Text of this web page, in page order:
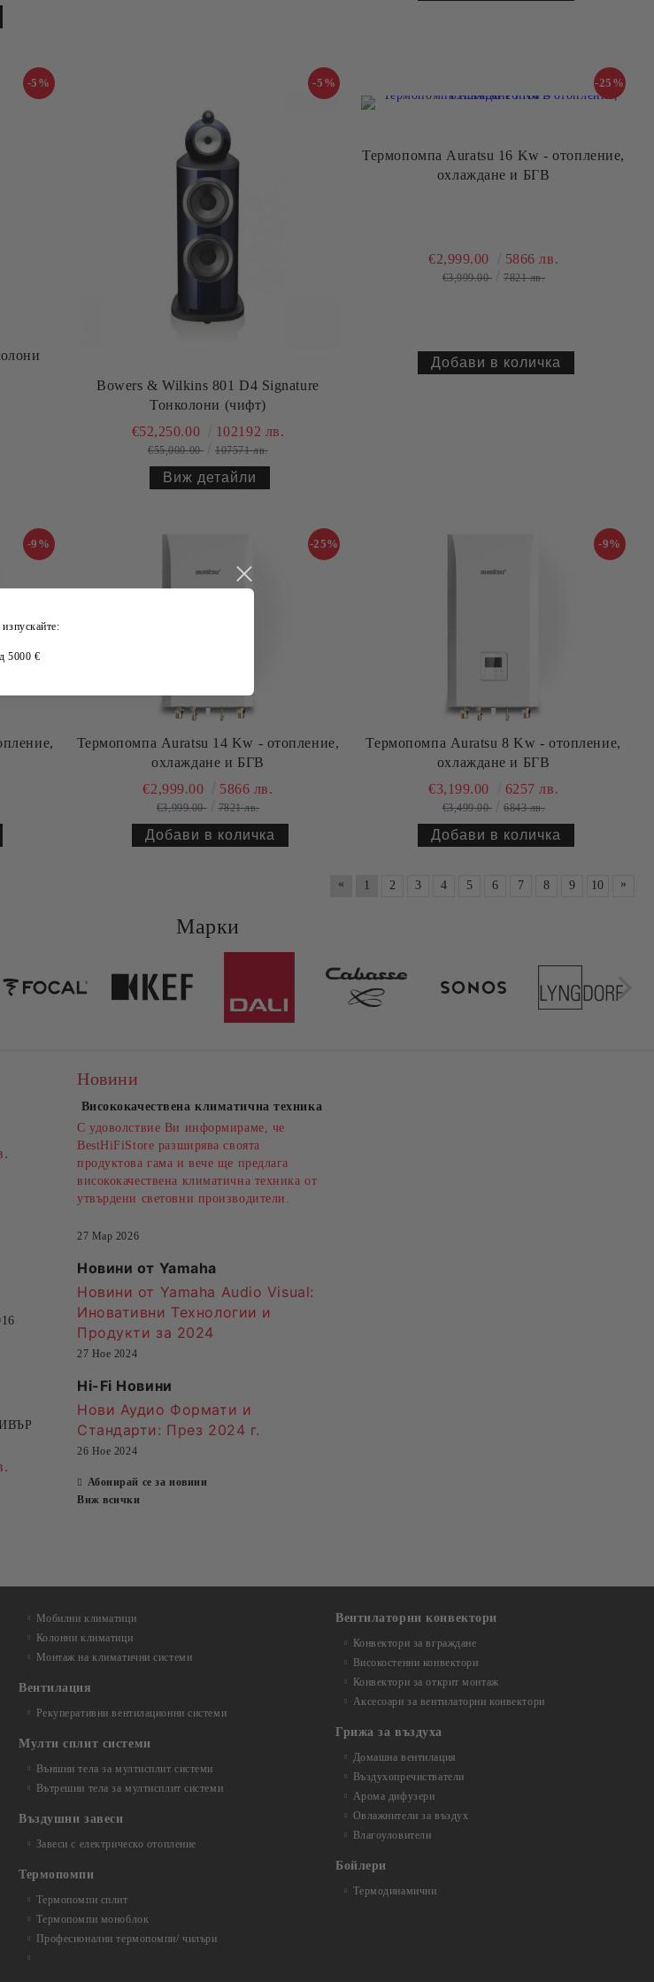
-5%
Bowers & Wilkins 801 D4 Signature
Тонколони (чифт)
-5%
€52,250.00 102192 лв.
€55,000.00 107571 лв.
Виж детайли
Термопомпа Auratsu 16 Kw - отопление,
охлаждане и БГВ
-25%
€2,999.00 5866 лв.
€3,999.00 7821 лв.
-9%
Термопомпа Auratsu 14 Kw - отопление,
охлаждане и БГВ
-25%
€2,999.00 5866 лв.
€3,999.00 7821 лв.
Термопомпа Auratsu 8 Kw - отопление,
охлаждане и БГВ
-9%
€3,199.00 6257 лв.
€3,499.00 6843 лв.
« 1 2 3 4 5 6 7 8 9 10 »
Марки
Новини
Висококачествена климатична техника
С удоволствие Ви информираме, че
BestHiFiStore разширява своята
продуктова гама и вече ще предлага
висококачествена климатична техника от
утвърдени световни производители.
27 Мар 2026
Новини от Yamaha
Новини от Yamaha Audio Visual:
Иновативни Технологии и
Продукти за 2024
27 Ное 2024
Hi-Fi Новини
Нови Аудио Формати и
Стандарти: През 2024 г.
26 Ное 2024
Абонирай се за новини
Виж всички
Мобилни климатици
Колонни климатици
Монтаж на климатични системи
Вентилация
Рекуперативни вентилационни системи
Мулти сплит системи
Външни тела за мултисплит системи
Вътрешни тела за мултисплит системи
Въздушни завеси
Завеси с електрическо отопление
Термопомпи
Термопомпи сплит
Термопомпи моноблок
Професионални термопомпи/ чилъри
Вентилаторни конвектори
Конвектори за вграждане
Високостенни конвектори
Конвектори за открит монтаж
Аксесоари за вентилаторни конвектори
Грижа за въздуха
Домашна вентилация
Въздухопречистватели
Арома дифузери
Овлажнители за въздух
Влагоуловители
Бойлери
Термодинамични
5000 €